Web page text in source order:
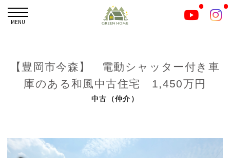
MENU
【豊岡市今森】 電動シャッター付き車
庫のある和風中古住宅 1,450万円
中古（仲介）